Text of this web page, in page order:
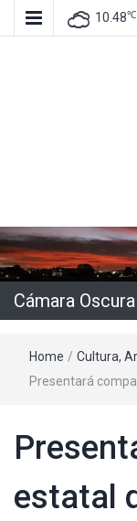
10.48℃
Cámara Oscura
Home / Cultura,
Presentará
estatal